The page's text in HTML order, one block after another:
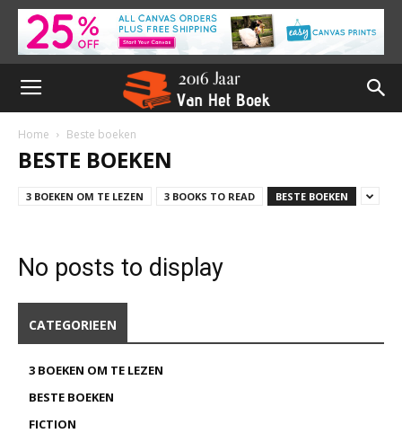
Home Beste boeken
BESTE BOEKEN
3 BOEKEN OM TE LEZEN 3 BOOKS TO READ BESTE BOEKEN
No posts to display
CATEGORIEEN
3 BOEKEN OM TE LEZEN
BESTE BOEKEN
FICTION